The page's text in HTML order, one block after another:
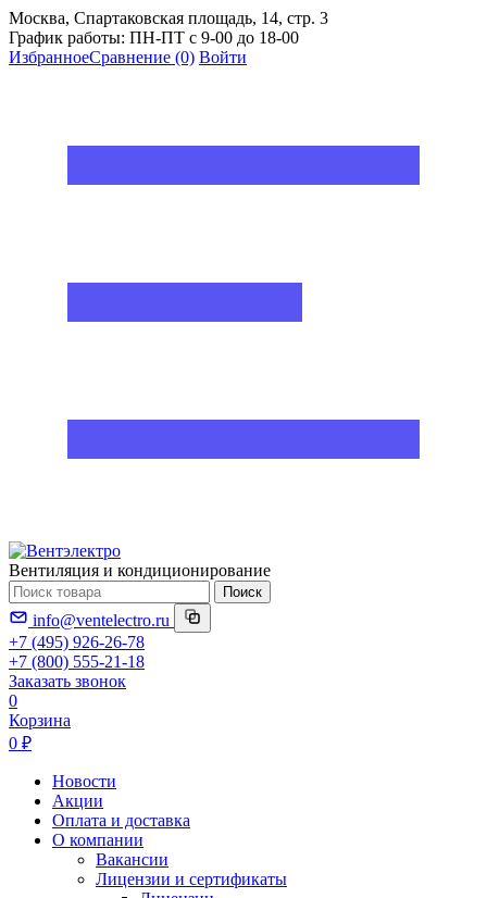
Москва, Спартаковская площадь, 14, стр. 3
График работы: ПН-ПТ с 9-00 до 18-00
ИзбранноеСравнение (0) Войти
Вентиляция и кондиционирование
Поиск
info@ventelectro.ru
+7 (495) 926-26-78
+7 (800) 555-21-18
Заказать звонок
0
Корзина
0 ₽
Новости
Акции
Оплата и доставка
О компании
Вакансии
Лицензии и сертификаты